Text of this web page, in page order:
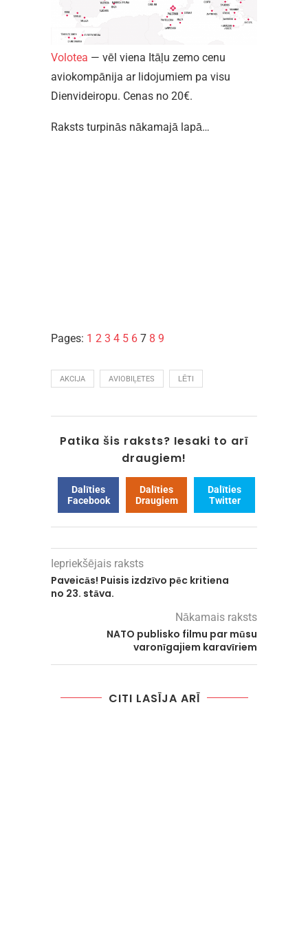
Volotea — vēl viena Itāļu zemo cenu
aviokompānija ar lidojumiem pa visu
Dienvideiropu. Cenas no 20€.
Raksts turpinās nākamajā lapā…
Pages: 1 2 3 4 5 6 7 8 9
AKCIJA AVIOBIĻETES LĒTI
Patika šis raksts? Iesaki to arī
draugiem!
Dalīties
Facebook
Dalīties
Draugiem
Dalīties
Twitter
Iepriekšējais raksts
Paveicās! Puisis izdzīvo pēc kritiena
no 23. stāva.
Nākamais raksts
NATO publisko filmu par mūsu
varonīgajiem karavīriem
CITI LASĪJA ARĪ